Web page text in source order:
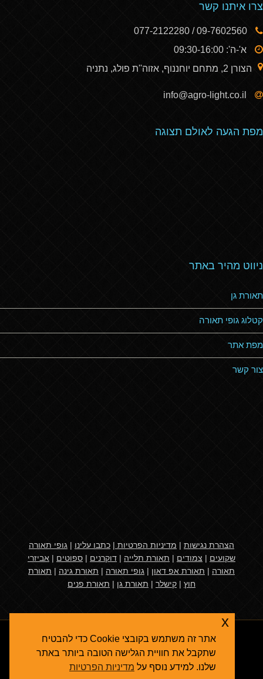
צרו איתנו קשר
א'-ה': 09:30-16:00
הצורן 2, מתחם יוחננוף, אזוה''ת פולג, נתניה
מפת הגעה לאולם תצוגה
ניווט מהיר באתר
תאורת גן
קטלוג גופי תאורה
מפת אתר
צור קשר
הצהרת נגישות | מדיניות הפרטיות | כתבו עלינו | גופי תאורה
שקועים | צמודים | תאורת תלייה | דוקרנים | ספוטים | אביזרי
תאורה | תאורת אפ דאון | גופי תאורה | תאורת גינה | תאורת
חוץ | קישלר | תאורת גן | תאורת פנים
אתר זה משתמש בקובצי Cookie כדי להבטיח
שתקבל את חוויית הגלישה הטובה ביותר באתר
שלנו. למידע נוסף על מדיניות הפרטיות
x